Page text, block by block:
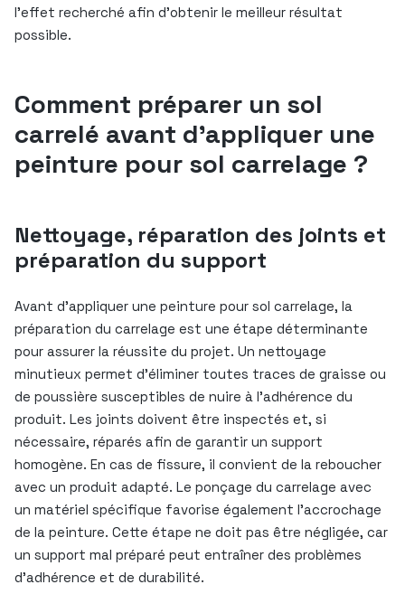
l’effet recherché afin d’obtenir le meilleur résultat
possible.
Comment préparer un sol
carrelé avant d’appliquer une
peinture pour sol carrelage ?
Nettoyage, réparation des joints et
préparation du support
Avant d’appliquer une peinture pour sol carrelage, la
préparation du carrelage est une étape déterminante
pour assurer la réussite du projet. Un nettoyage
minutieux permet d’éliminer toutes traces de graisse ou
de poussière susceptibles de nuire à l’adhérence du
produit. Les joints doivent être inspectés et, si
nécessaire, réparés afin de garantir un support
homogène. En cas de fissure, il convient de la reboucher
avec un produit adapté. Le ponçage du carrelage avec
un matériel spécifique favorise également l’accrochage
de la peinture. Cette étape ne doit pas être négligée, car
un support mal préparé peut entraîner des problèmes
d’adhérence et de durabilité.